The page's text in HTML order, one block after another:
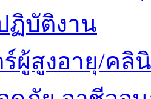
ฏิบัติงาน
ผู้สูงอายุ/คลิ